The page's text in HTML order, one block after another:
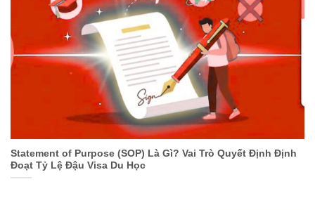
Statement of Purpose (SOP) Là Gì? Vai Trò Quyết Định Định
Đoạt Tỷ Lệ Đậu Visa Du Học